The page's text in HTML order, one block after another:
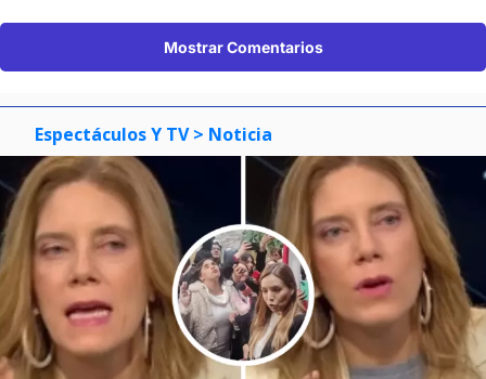
Mostrar Comentarios
Espectáculos Y TV > Noticia